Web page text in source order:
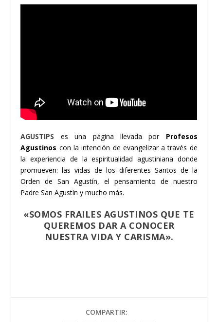
AGUSTIPS es una página llevada por Profesos
Agustinos con la intención de evangelizar a través de
la experiencia de la espiritualidad agustiniana donde
promueven: las vidas de los diferentes Santos de la
Orden de San Agustín, el pensamiento de nuestro
Padre San Agustín y mucho más.
«SOMOS FRAILES AGUSTINOS QUE TE
QUEREMOS DAR A CONOCER
NUESTRA VIDA Y CARISMA».
COMPARTIR: